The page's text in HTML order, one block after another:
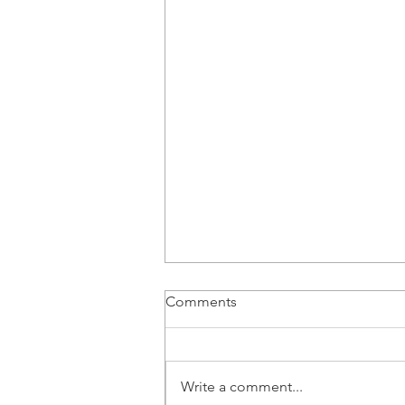
Comments
Write a comment...